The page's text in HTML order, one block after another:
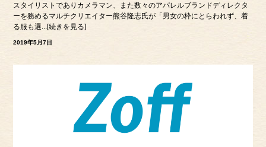
スタイリストでありカメラマン、また数々のアパレルブランドディレクタ
ーを務めるマルチクリエイター熊谷隆志氏が「男女の枠にとらわれず、着
る服も選...[続きを見る]
2019年5月7日